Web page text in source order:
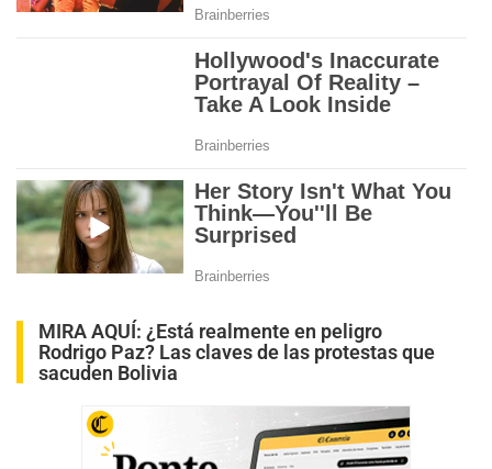
MIRA AQUÍ: ¿Está realmente en peligro
Rodrigo Paz? Las claves de las protestas que
sacuden Bolivia